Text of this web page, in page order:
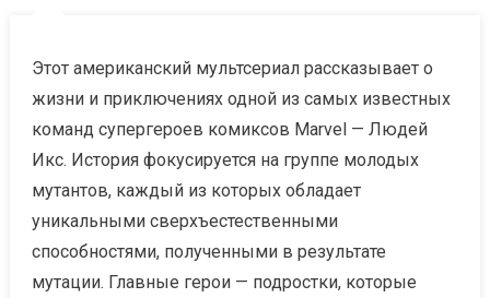
Этот американский мультсериал рассказывает о
жизни и приключениях одной из самых известных
команд супергероев комиксов Marvel — Людей
Икс. История фокусируется на группе молодых
мутантов, каждый из которых обладает
уникальными сверхъестественными
способностями, полученными в результате
мутации. Главные герои — подростки, которые